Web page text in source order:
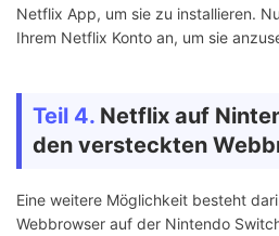
Netflix App, um sie zu installieren.
Ihrem Netflix Konto an, um sie
Teil 4. Netflix auf
den versteckten
Eine weitere Möglichkeit besteht
Webbrowser auf der Nintendo